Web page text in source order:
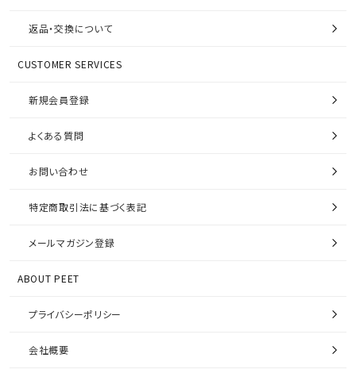
返品・交換について
CUSTOMER SERVICES
新規会員登録
よくある質問
お問い合わせ
特定商取引法に基づく表記
メールマガジン登録
ABOUT PEET
プライバシーポリシー
会社概要